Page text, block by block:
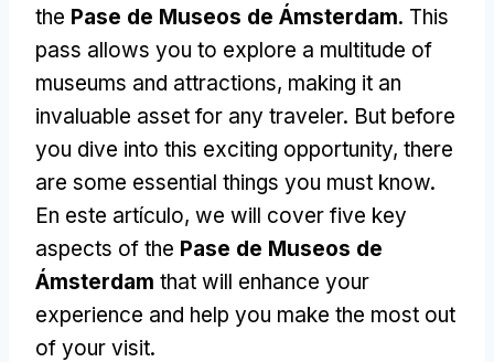
the Pase de Museos de Ámsterdam. This
pass allows you to explore a multitude of
museums and attractions, making it an
invaluable asset for any traveler. But before
you dive into this exciting opportunity, there
are some essential things you must know.
En este artículo, we will cover five key
aspects of the Pase de Museos de
Ámsterdam that will enhance your
experience and help you make the most out
of your visit.